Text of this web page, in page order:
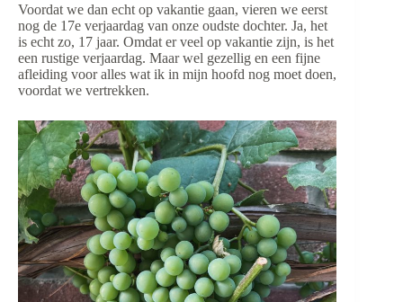
Voordat we dan echt op vakantie gaan, vieren we eerst
nog de 17e verjaardag van onze oudste dochter. Ja, het
is echt zo, 17 jaar. Omdat er veel op vakantie zijn, is het
een rustige verjaardag. Maar wel gezellig en een fijne
afleiding voor alles wat ik in mijn hoofd nog moet doen,
voordat we vertrekken.